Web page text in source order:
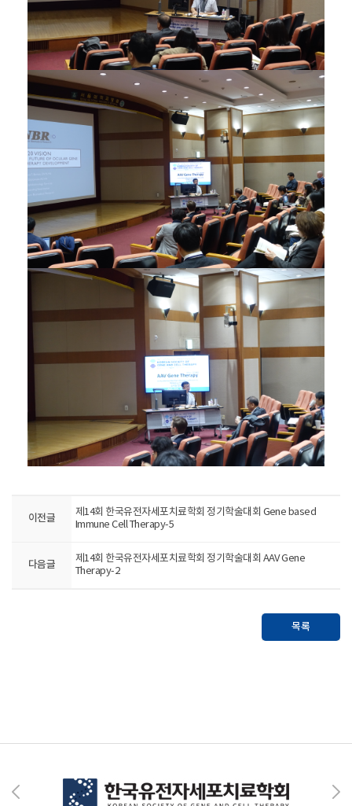
이전글
제14회 한국유전자세포치료학회 정기학술대회 Gene based
Immune Cell Therapy-5
다음글
제14회 한국유전자세포치료학회 정기학술대회 AAV Gene
Therapy-2
목록